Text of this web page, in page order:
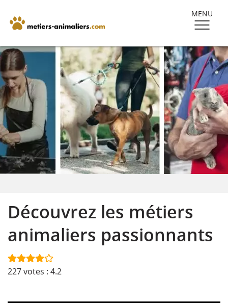
MENU
Découvrez les métiers
animaliers passionnants
227votes : 4.2